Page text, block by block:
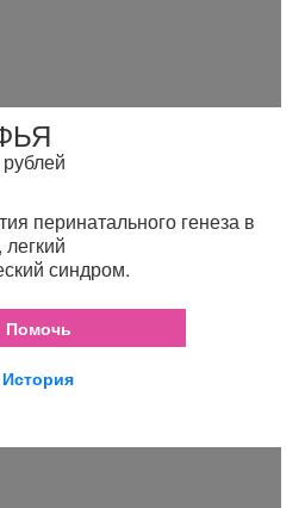
перинатального генеза в
синдром.
Помочь
История